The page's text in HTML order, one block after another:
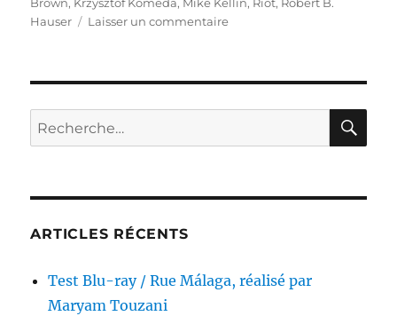
Brown, Krzysztof Komeda, Mike Kellin, Riot, Robert B.
Hauser
Laisser un commentairesur
La
réalisé
Recherche
pour :
ARTICLES RÉCENTS
Test Blu-ray / Rue Málaga, réalisé par
Maryam Touzani